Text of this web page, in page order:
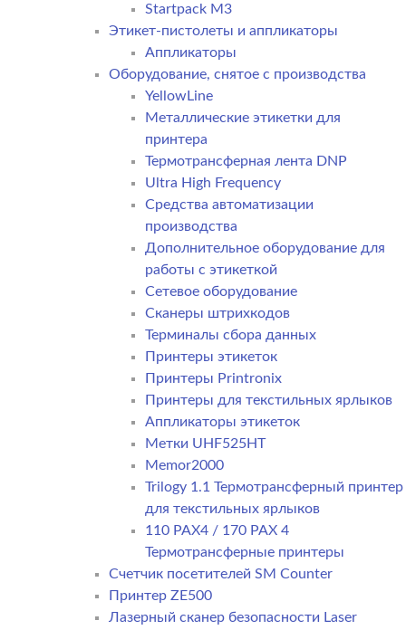
Startpack M3
Этикет-пистолеты и аппликаторы
Аппликаторы
Оборудование, снятое с производства
YellowLine
Металлические этикетки для
принтера
Термотрансферная лента DNP
Ultra High Frequency
Средства автоматизации
производства
Дополнительное оборудование для
работы с этикеткой
Сетевое оборудование
Сканеры штрихкодов
Терминалы сбора данных
Принтеры этикеток
Принтеры Printronix
Принтеры для текстильных ярлыков
Аппликаторы этикеток
Метки UHF525HT
Memor2000
Trilogy 1.1 Термотрансферный принтер
для текстильных ярлыков
110 PAX4 / 170 PAX 4
Термотрансферные принтеры
Счетчик посетителей SM Counter
Принтер ZE500
Лазерный сканер безопасности Laser